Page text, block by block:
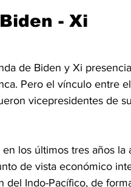
- Xi
de Biden y Xi
Pero el vínculo entre
vicepresidentes de
los últimos tres años la
de vista económico
Indo-Pacífico, de